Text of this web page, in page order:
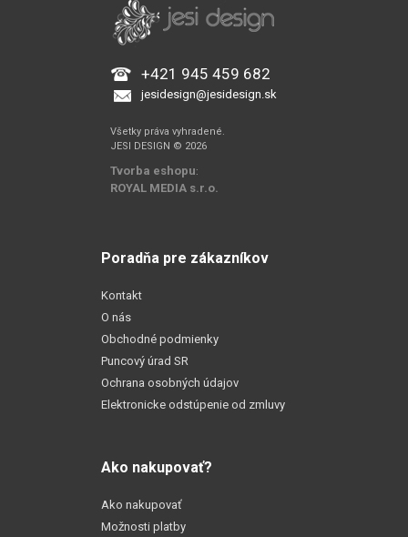
+421 945 459 682
jesidesign@jesidesign.sk
Všetky práva vyhradené.
JESI DESIGN © 2026
Tvorba eshopu:
ROYAL MEDIA s.r.o.
Poradňa pre zákazníkov
Kontakt
O nás
Obchodné podmienky
Puncový úrad SR
Ochrana osobných údajov
Elektronicke odstúpenie od zmluvy
Ako nakupovať?
Ako nakupovať
Možnosti platby